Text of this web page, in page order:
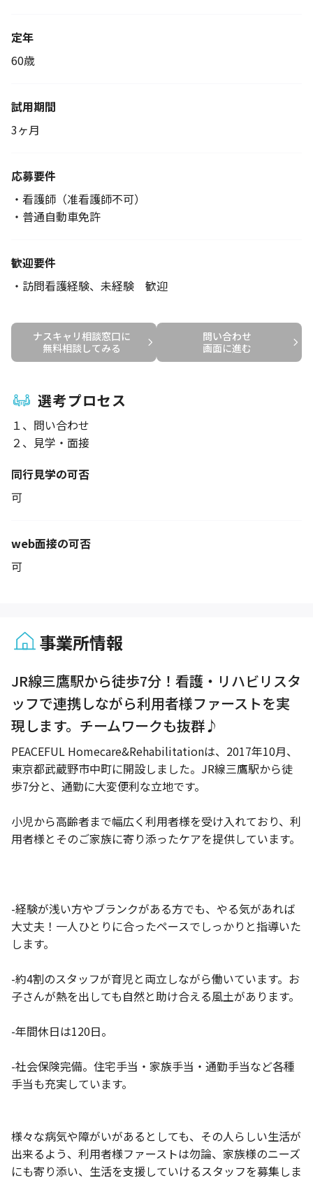
定年
60歳
試用期間
3ヶ月
応募要件
・看護師（准看護師不可）
・普通自動車免許
歓迎要件
・訪問看護経験、未経験 歓迎
ナスキャリ相談窓口に
無料相談してみる
問い合わせ
画面に進む
選考プロセス
１、問い合わせ
２、見学・面接
同行見学の可否
可
web面接の可否
可
事業所情報
JR線三鷹駅から徒歩7分！看護・リハビリスタ
ッフで連携しながら利用者様ファーストを実
現します。チームワークも抜群♪
PEACEFUL Homecare&Rehabilitationは、2017年10月、
東京都武蔵野市中町に開設しました。JR線三鷹駅から徒
歩7分と、通勤に大変便利な立地です。
小児から高齢者まで幅広く利用者様を受け入れており、利
用者様とそのご家族に寄り添ったケアを提供しています。
-経験が浅い方やブランクがある方でも、やる気があれば
大丈夫！一人ひとりに合ったペースでしっかりと指導いた
します。
-約4割のスタッフが育児と両立しながら働いています。お
子さんが熱を出しても自然と助け合える風土があります。
-年間休日は120日。
-社会保険完備。住宅手当・家族手当・通勤手当など各種
手当も充実しています。
様々な病気や障がいがあるとしても、その人らしい生活が
出来るよう、利用者様ファーストは勿論、家族様のニーズ
にも寄り添い、生活を支援していけるスタッフを募集しま